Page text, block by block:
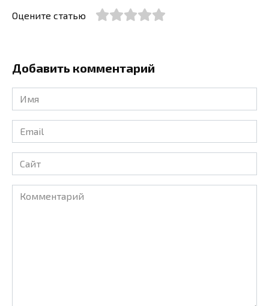
Оцените статью
Добавить комментарий
Имя
*
Email
*
Сайт
Комментарий